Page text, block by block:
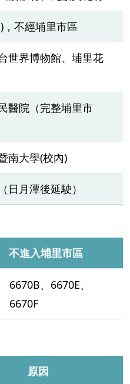
不經埔里市區
世界博物館、埔里花
醫院（完整埔里市
南大學(校內)
日月潭後延駛）
不進入埔里市區
6670B、6670E、
6670F
原因